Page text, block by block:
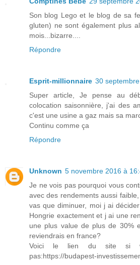
Son blog Lego et le blog de sa
gluten) ne sont également plus
mois...bizarre....
Répondre
Esprit-millionnaire 30
Super article, Je pense au
colocation saisonnière, j'ai des
c'est une usine a gaz mais sa
Continu comme ça
Répondre
Unknown 5 novembre 2016 à
Je ne vois pas pourquoi vous
avec des rendements aussi
vas que diminuer, moi j ai
Hongrie exactement et j ai une
une plus value de plus de 30%
reviendrais en france?
Voici le lien du site si
pas:https://budapest-